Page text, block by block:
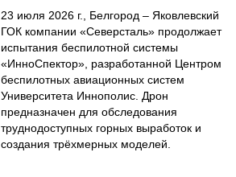
23 июля 2026 г., Белгород – Яковлевский
ГОК компании «Северсталь» продолжает
испытания беспилотной системы
«ИнноСпектор», разработанной Центром
беспилотных авиационных систем
Университета Иннополис. Дрон
предназначен для обследования
труднодоступных горных выработок и
создания трёхмерных моделей.